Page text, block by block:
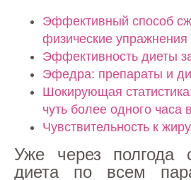
Эффективный способ
физические упражнения
Эффективность диеты
Эфедра: препараты и
Шокирующая
чуть более одного часа
Чувствительность к
Уже через полгода
диета по всем